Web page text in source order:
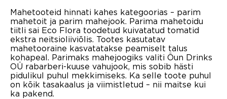
Mahetooteid hinnati kahes kategoorias – parim
mahetoit ja parim mahejook. Parima mahetoidu
tiitli sai Eco Flora toodetud kuivatatud tomatid
ekstra neitsioliiviõlis. Tootes kasutatav
mahetooraine kasvatatakse peamiselt talus
kohapeal. Parimaks mahejoogiks valiti Öun Drinks
OÜ rabarberi-kuuse vahujook, mis sobib hästi
pidulikul puhul mekkimiseks. Ka selle toote puhul
on kõik tasakaalus ja viimistletud – nii maitse kui
ka pakend.